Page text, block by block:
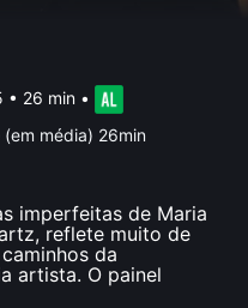
• 26 min •
média) 26min
imperfeitas de Maria
reflete muito de
da
artista. O painel